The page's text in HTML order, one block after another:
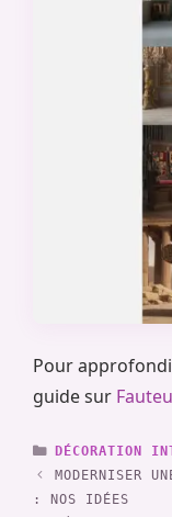
Pour
guide sur
CATÉGORIES
DÉCORATION
MODERNISER
: NOS IDÉES